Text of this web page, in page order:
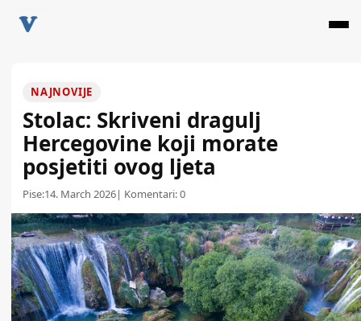
NAJNOVIJE
Stolac: Skriveni dragulj
Hercegovine koji morate
posjetiti ovog ljeta
Pise:14. March 2026| Komentari:0